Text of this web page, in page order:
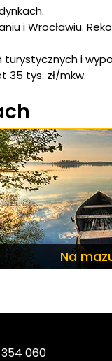
i Wrocławiu.
i
35 tys. zł/mkw.
Na
354 060